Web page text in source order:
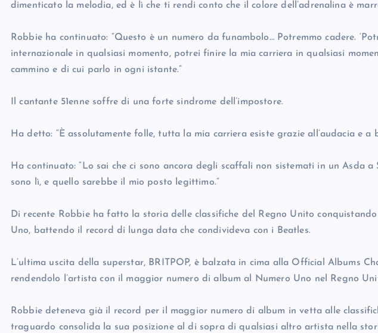
dimenticato la melodia, ed è lì che ti rendi conto che il colore dell’adrenalina è
Robbie ha continuato: “Questo è un numero da funambolo… Potremmo cadere.
internazionale in qualsiasi momento, potrei finire la mia carriera in qualsiasi
cammino e di cui parlo in ogni istante.”
Il cantante 51enne soffre di una forte sindrome dell’impostore.
Ha detto: “È assolutamente folle, tutta la mia carriera esiste grazie all’audacia e a
Ha continuato: “Lo sai che ci sono ancora degli scaffali non sistemati in un Asda a
sono lì, e quello sarebbe il mio posto legittimo.”
Di recente Robbie ha fatto la storia delle classifiche del Regno Unito
Uno, battendo il record di lunga data che condivideva con i Beatles.
L’ultima uscita della superstar, BRITPOP, è balzata in cima alla Official Albums
rendendolo l’artista con il maggior numero di album al Numero Uno nel Regno
Robbie deteneva già il record per il maggior numero di album in vetta alle
traguardo consolida la sua posizione al di sopra di qualsiasi altro artista nella